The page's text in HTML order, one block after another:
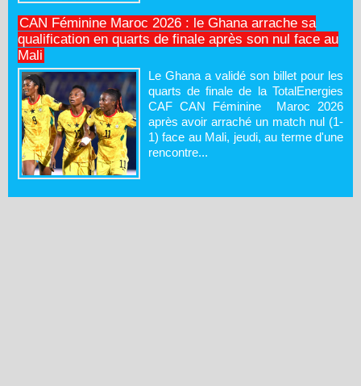
CAN Féminine Maroc 2026 : le Ghana arrache sa
qualification en quarts de finale après son nul face au
Mali
Le Ghana a validé son billet pour les
quarts de finale de la TotalEnergies
CAF CAN Féminine Maroc 2026
après avoir arraché un match nul (1-
1) face au Mali, jeudi, au terme d'une
rencontre...